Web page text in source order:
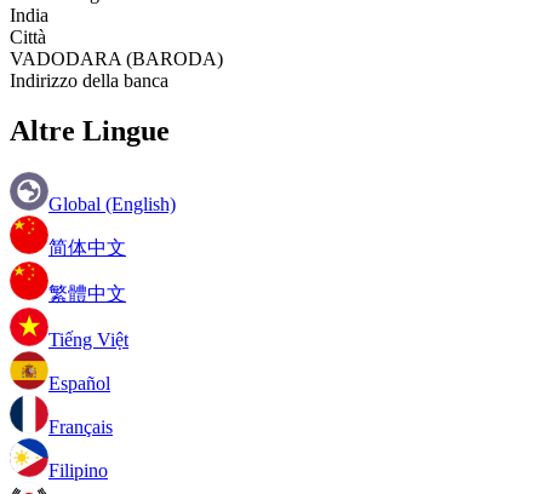
India
Città
VADODARA (BARODA)
Indirizzo della banca
Altre Lingue
Global (English)
简体中文
繁體中文
Tiếng Việt
Español
Français
Filipino